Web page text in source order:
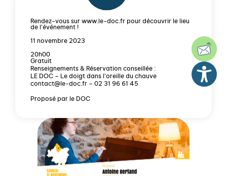
Rendez-vous sur www.le-doc.fr pour découvrir le lieu
de l’événement !
11 novembre 2023
20h00
Gratuit
Renseignements & Réservation conseillée :
LE DOC – Le doigt dans l’oreille du chauve
contact@le-doc.fr – 02 31 96 61 45
Proposé par le DOC